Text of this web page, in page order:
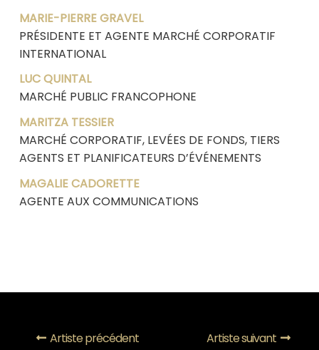
MARIE-PIERRE GRAVEL
PRÉSIDENTE ET AGENTE MARCHÉ CORPORATIF
INTERNATIONAL
LUC QUINTAL
MARCHÉ PUBLIC FRANCOPHONE
MARITZA TESSIER
MARCHÉ CORPORATIF, LEVÉES DE FONDS, TIERS
AGENTS ET PLANIFICATEURS D’ÉVÉNEMENTS
MAGALIE CADORETTE
AGENTE AUX COMMUNICATIONS
Artiste précédent Artiste suivant